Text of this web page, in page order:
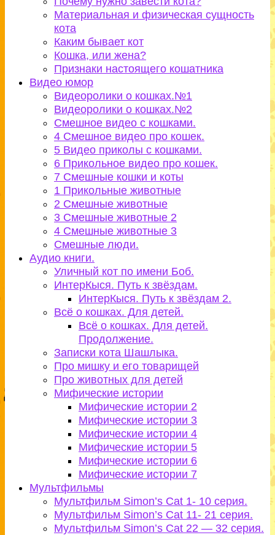
Материальная и физическая сущность
кота
Каким бывает кот
Кошка, или жена?
Признаки настоящего кошатника
Видео юмор
Видеоролики о кошках.№1
Видеоролики о кошках.№2
Смешное видео с кошками.
4 Смешное видео про кошек.
5 Видео приколы с кошками.
6 Прикольное видео про кошек.
7 Смешные кошки и коты
1 Прикольные животные
2 Смешные животные
3 Смешные животные 2
4 Смешные животные 3
Смешные люди.
Аудио книги.
Уличный кот по имени Боб.
ИнтерКыся. Путь к звёздам.
ИнтерКыся. Путь к звёздам 2.
Всё о кошках. Для детей.
Всё о кошках. Для детей.
Продолжение.
Записки кота Шашлыка.
Про мишку и его товарищей
Про животных для детей
Мифические истории
Мифические истории 2
Мифические истории 3
Мифические истории 4
Мифические истории 5
Мифические истории 6
Мифические истории 7
Мультфильмы
Мультфильм Simon’s Cat 1- 10 серия.
Мультфильм Simon’s Cat 11- 21 серия.
Мультфильм Simon’s Cat 22 — 32 серия.